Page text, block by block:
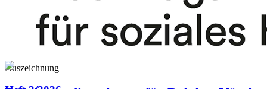
Fit fürs Ehrenamt
Qualifizierung Ehrenamtlicher gefördert
Auszeichnung